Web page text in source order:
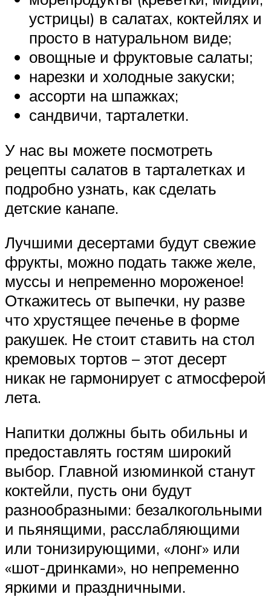
устрицы) в салатах, коктейлях и
просто в натуральном виде;
овощные и фруктовые салаты;
нарезки и холодные закуски;
ассорти на шпажках;
сандвичи, тарталетки.
У нас вы можете посмотреть
рецепты салатов в тарталетках и
подробно узнать, как сделать
детские канапе.
Лучшими десертами будут свежие
фрукты, можно подать также желе,
муссы и непременно мороженое!
Откажитесь от выпечки, ну разве
что хрустящее печенье в форме
ракушек. Не стоит ставить на стол
кремовых тортов – этот десерт
никак не гармонирует с атмосферой
лета.
Напитки должны быть обильны и
предоставлять гостям широкий
выбор. Главной изюминкой станут
коктейли, пусть они будут
разнообразными: безалкогольными
и пьянящими, расслабляющими
или тонизирующими, «лонг» или
«шот-дринками», но непременно
яркими и праздничными.